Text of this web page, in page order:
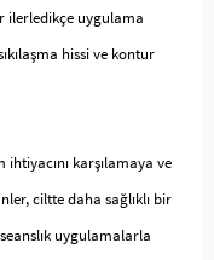
ilerledikçe uygulama
hissi ve kontur
karşılamaya ve
ciltte daha sağlıklı bir
uygulamalarla